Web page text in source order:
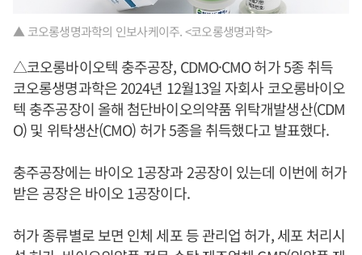
▲ 코오롱생명과학의 인보사케이주. <코오롱생명과학>
△코오롱바이오텍 충주공장, CDMO·CMO 허가 5종 취득
코오롱생명과학은 2024년 12월13일 자회사 코오롱바이오
텍 충주공장이 올해 첨단바이오의약품 위탁개발생산(CDM
O) 및 위탁생산(CMO) 허가 5종을 취득했다고 발표했다.
충주공장에는 바이오 1공장과 2공장이 있는데 이번에 허가
받은 공장은 바이오 1공장이다.
허가 종류별로 보면 인체 세포 등 관리업 허가, 세포 처리시